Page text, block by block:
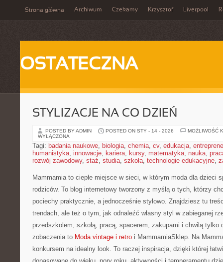
Strona główna Archiwum Czekamy Krzysztof Liverpool
OSTATECZNA
STYLIZACJE NA CO DZIEŃ
POSTED BY ADMIN POSTED ON STY - 14 - 2026
MOŻLIWOŚĆ
WYŁĄCZONA
Tagi: badania naukowe, biologia, chemia, cv, edukacja,
humanistyka, innowacje, kariera, kursy, matematyka, nauka,
rozwój zawodowy, staż, studia, szkoła, technologie edukacyjne,
Mammamia to ciepłe miejsce w sieci, w którym moda dla dzieci
rodziców. To blog internetowy tworzony z myślą o tych, którzy
pociechy praktycznie, a jednocześnie stylowo. Znajdziesz tu
trendach, ale też o tym, jak odnaleźć własny styl w zabieganej
przedszkolem, szkołą, pracą, spacerem, zakupami i chwilą tylko
zobaczenia to Moda vintage i retro i MammamiaSklep. Na
konkursem na idealny look. To raczej inspiracja, dzięki której